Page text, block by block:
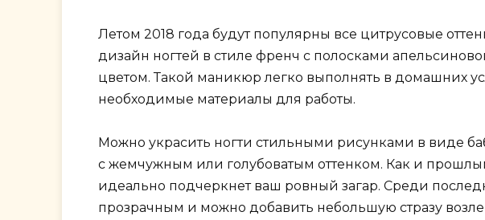
Летом 2018 года будут популярны все цитрусовые
дизайн ногтей в стиле френч с полосками
цветом. Такой маникюр легко выполнять в домашних
необходимые материалы для работы.
Можно украсить ногти стильными рисунками в виде
с жемчужным или голубоватым оттенком. Как и
идеально подчеркнет ваш ровный загар. Среди
прозрачным и можно добавить небольшую стразу